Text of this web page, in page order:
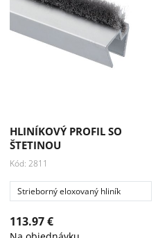
HLINÍKOVÝ PROFIL SO
ŠTETINOU
Kód: 2811
Strieborný eloxovaný hliník
113.97 €